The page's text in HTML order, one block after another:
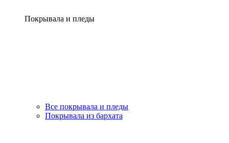
Покрывала и пледы
Все покрывала и пледы
Покрывала из бархата